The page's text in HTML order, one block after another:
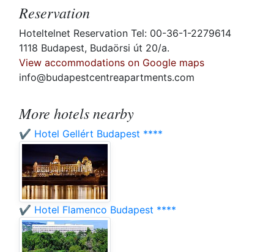
Reservation
Hoteltelnet Reservation Tel: 00-36-1-2279614
1118 Budapest, Budaörsi út 20/a.
View accommodations on Google maps
info@budapestcentreapartments.com
More hotels nearby
✔️ Hotel Gellért Budapest ****
✔️ Hotel Flamenco Budapest ****